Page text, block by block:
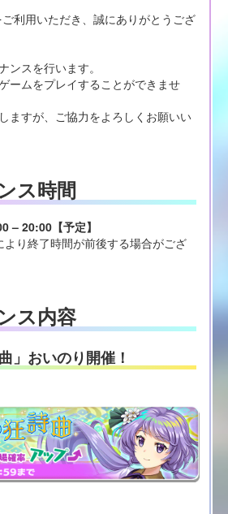
ご利用いただき、誠にありがとうござ
ンスを行います。
ームをプレイすることができませ
ますが、ご協力をよろしくお願いい
ス時間
– 20:00【予定】
り終了時間が前後する場合がござ
ス内容
」おいのり開催！